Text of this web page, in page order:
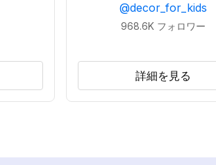
@decor_for_kids
968.6K フォロワー
詳細を見る